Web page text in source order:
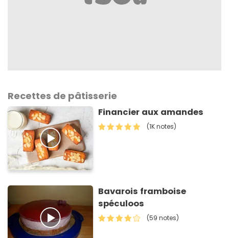
Recettes de pâtisserie
Financier aux amandes
(1K notes)
Bavarois framboise
spéculoos
(59 notes)